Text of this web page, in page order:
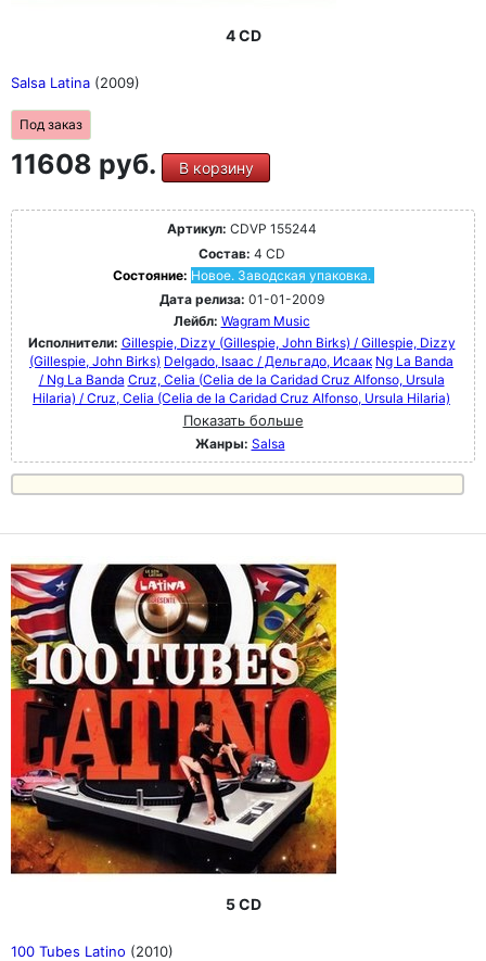
4 CD
Salsa Latina (2009)
Под заказ
11608 руб. В корзину
Артикул: CDVP 155244
Состав: 4 CD
Состояние: Новое. Заводская упаковка.
Дата релиза: 01-01-2009
Лейбл: Wagram Music
Исполнители: Gillespie, Dizzy (Gillespie, John Birks) / Gillespie, Dizzy
(Gillespie, John Birks) Delgado, Isaac / Дельгадо, Исаак Ng La Banda
/ Ng La Banda Cruz, Celia (Celia de la Caridad Cruz Alfonso, Ursula
Hilaria) / Cruz, Celia (Celia de la Caridad Cruz Alfonso, Ursula Hilaria)
Показать больше
Жанры: Salsa
5 CD
100 Tubes Latino (2010)